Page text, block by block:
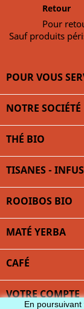
Retour
Pour
Sauf produits
POUR VOUS
NOTRE SOCIÉTÉ
THÉ BIO
TISANES -
ROOIBOS BIO
MATÉ YERBA
CAFÉ
VOTRE COMPTE
En